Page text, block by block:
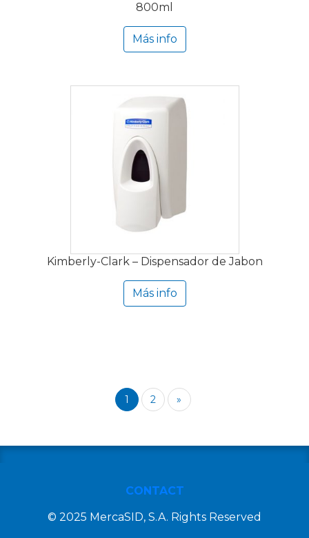
800ml
Más info
Kimberly-Clark – Dispensador de Jabon
Más info
1 2 »
CONTACT
© 2025 MercaSID, S.A. Rights Reserved